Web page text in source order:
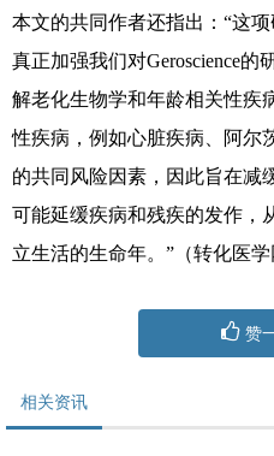
本文的共同作者还指出： “这项
真正加强我们对Geroscience的
解老化生物学和年龄相关性疾
性疾病，例如心脏疾病
阿尔
的共同风险因素， 因此旨在减
可能延缓疾病和残疾的发作，
立生活的生命年。 ”（转化医学
赞
相关资讯